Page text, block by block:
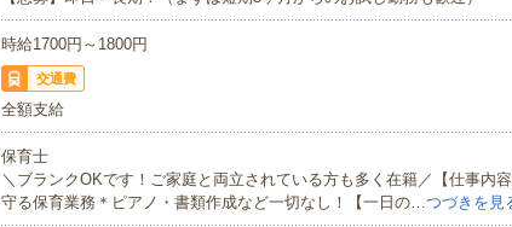
時給1700円～1800円
交通費
全額支給
保育士
＼ブランクOKです！ご家庭と両立されている方も多く在籍／【仕事内
守る保育業務＊ピアノ・書類作成など一切なし！【一日の…つづきを見